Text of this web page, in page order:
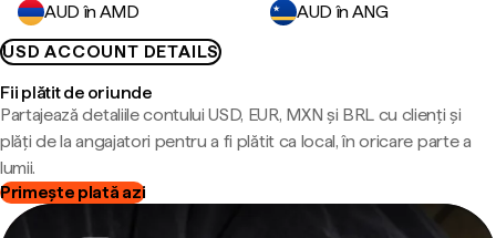
AUD în AMD
AUD în ANG
USD ACCOUNT DETAILS
Fii plătit de oriunde
Partajează detaliile contului USD, EUR, MXN și BRL cu clienți și
plăți de la angajatori pentru a fi plătit ca local, în oricare parte a
lumii.
Primește plată azi